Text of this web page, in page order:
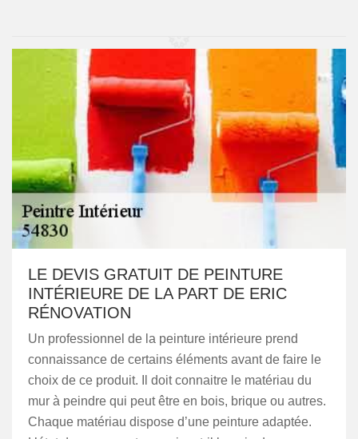
LE DEVIS GRATUIT DE PEINTURE
INTÉRIEURE DE LA PART DE ERIC
RÉNOVATION
Un professionnel de la peinture intérieure prend
connaissance de certains éléments avant de faire le
choix de ce produit. Il doit connaitre le matériau du
mur à peindre qui peut être en bois, brique ou autres.
Chaque matériau dispose d’une peinture adaptée.